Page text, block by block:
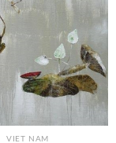
VIET NAM